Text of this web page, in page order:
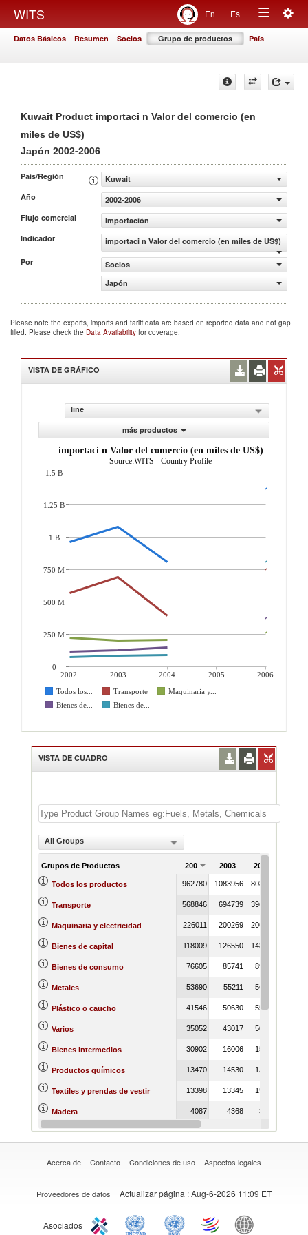
WITS En Es
Toggle
Datos Básicos Resumen Socios Grupo de productos País
Kuwait Product importaci n Valor del comercio (en
miles de US$)
Japón 2002-2006
País/Región
Kuwait
Año
2002-2006
Flujo comercial
Importación
Indicador
importaci n Valor del comercio (en miles de US$)
Por
Socios
Japón
Please note the exports, imports and tariff data are based on reported data and not gap
filled. Please check the Data Availability for coverage.
VISTA DE GRÁFICO
line
más productos
importaci n Valor del comercio (en miles de US$)
Source:WITS - Country Profile
2002 2003 2004 2005
2006
Todos los...
Transporte
Maquinaria y...
Bienes de...
Bienes de...
1.5 B
1.25 B
1 B
750 M
500 M
250 M
0
VISTA DE CUADRO
All Groups
Grupos de Productos 2002 2003 2004
Todos los productos 962780 1083956 808858
Transporte 568846 694739 396768
Maquinaria y electricidad 226011 200269 206600
Bienes de capital 118009 126550 148406
Bienes de consumo 76605 85741 89714
Metales 53690 55211 56276
Plástico o caucho 41546 50630 55819
Varios 35052 43017 50435
Bienes intermedios 30902 16006 15091
Productos químicos 13470 14530 13892
Textiles y prendas de vestir 13398 13345 15548
Madera 4087 4368 3204
Piedras y vidrio 3627 3860 4953
Acerca de Contacto Condiciones de uso Aspectos legales
Proveedores de datos Actualizar página : Aug-6-2026 11:09 ET
Asociados